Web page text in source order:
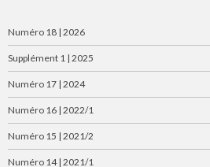
Numéro 18 | 2026
Supplément 1 | 2025
Numéro 17 | 2024
Numéro 16 | 2022/1
Numéro 15 | 2021/2
Numéro 14 | 2021/1